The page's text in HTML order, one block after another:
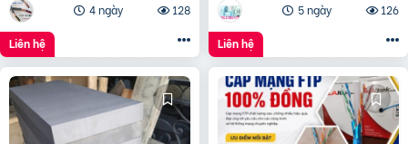
4 ngày
128
Liên hệ
5 ngày
126
Liên hệ